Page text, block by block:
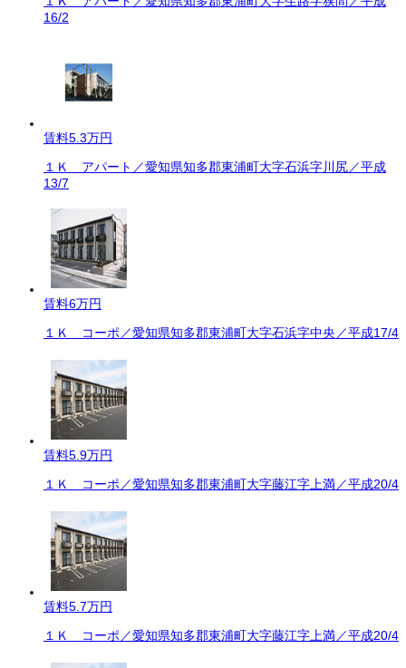
16/2
賃料5.3万円
１Ｋ アパート／愛知県知多郡東浦町大字石浜字川尻／平成
13/7
賃料6万円
１Ｋ コーポ／愛知県知多郡東浦町大字石浜字中央／平成17/4
賃料5.9万円
１Ｋ コーポ／愛知県知多郡東浦町大字藤江字上満／平成20/4
賃料5.7万円
１Ｋ コーポ／愛知県知多郡東浦町大字藤江字上満／平成20/4